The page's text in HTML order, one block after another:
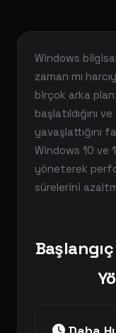
Windows
zaman mı
birçok arka
başlatıldığını
yavaşlattığını
Windows 10 ve
yöneterek
sürelerini